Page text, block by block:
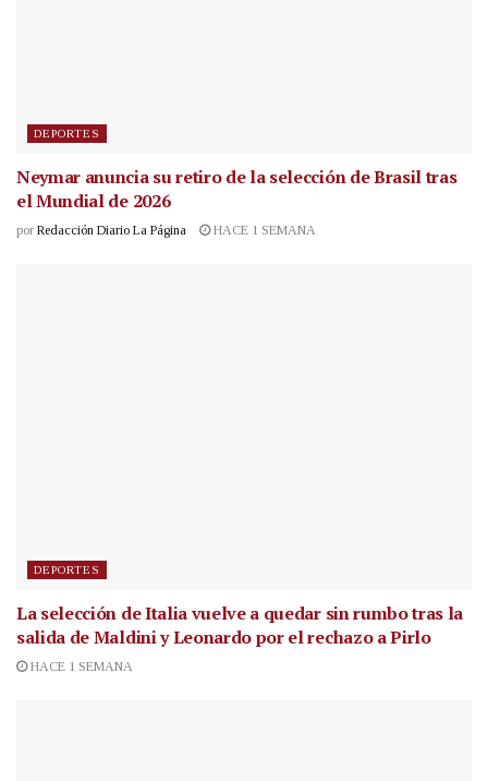
DEPORTES
Neymar anuncia su retiro de la selección de Brasil tras
el Mundial de 2026
por Redacción Diario La Página HACE 1 SEMANA
DEPORTES
La selección de Italia vuelve a quedar sin rumbo tras la
salida de Maldini y Leonardo por el rechazo a Pirlo
HACE 1 SEMANA